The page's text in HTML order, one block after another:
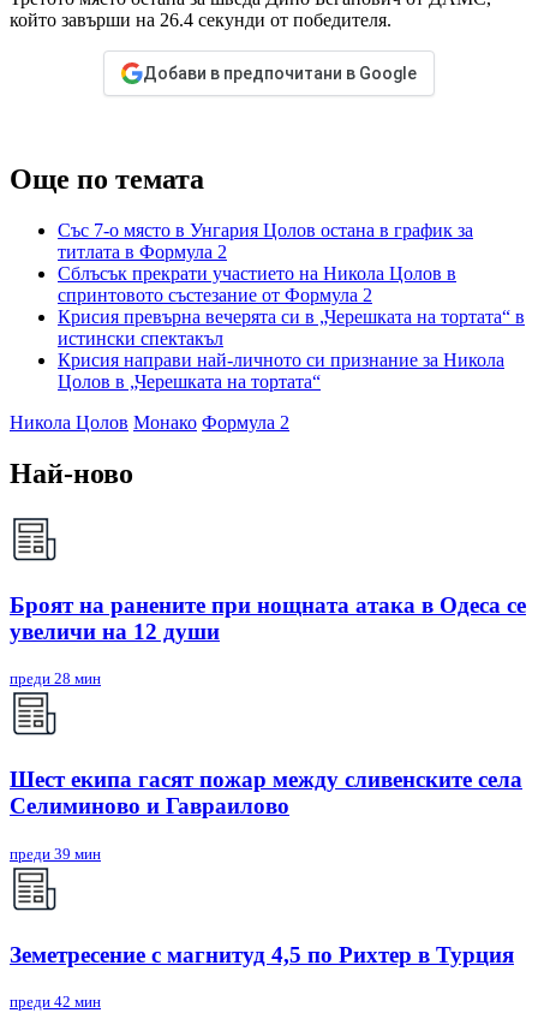
който завърши на 26.4 секунди от победителя.
Добави в предпочитани в Google
Още по темата
Със 7-о място в Унгария Цолов остана в график за
титлата в Формула 2
Сблъсък прекрати участието на Никола Цолов в
спринтовото състезание от Формула 2
Крисия превърна вечерята си в „Черешката на тортата“ в
истински спектакъл
Крисия направи най-личното си признание за Никола
Цолов в „Черешката на тортата“
Никола Цолов Монако Формула 2
Най-ново
Броят на ранените при нощната атака в Одеса се
увеличи на 12 души
преди 28 мин
Шест екипа гасят пожар между сливенските села
Селиминово и Гавраилово
преди 39 мин
Земетресение с магнитуд 4,5 по Рихтер в Турция
преди 42 мин